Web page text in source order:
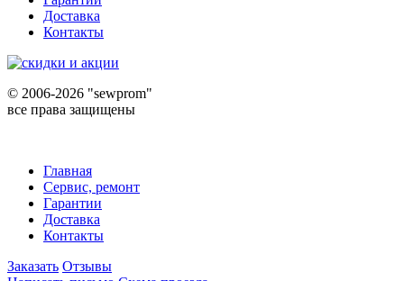
Доставка
Контакты
© 2006-2026 "sewprom"
все права защищены
Главная
Сервис, ремонт
Гарантии
Доставка
Контакты
Заказать Отзывы